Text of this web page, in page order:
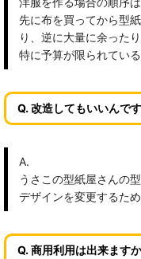
先に布を買ってから型
り、逆に大量に余ったり
特に予算が限られてい
Q. 改造してもいいんで
A.
うさこの型紙屋さんの
デザインを変更するた
Q. 商用利用は出来ます